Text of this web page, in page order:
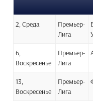
2, Среда
Премьер-
Лига
6,
Воскресенье
Премьер-
Лига
13,
Воскресенье
Премьер-
Лига